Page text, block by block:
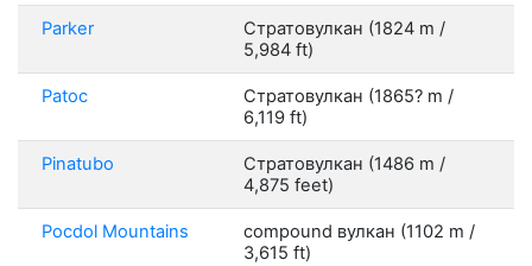
Parker
Стратовулкан (1824 m /
5,984 ft)
Patoc
Стратовулкан (1865? m /
6,119 ft)
Pinatubo
Стратовулкан (1486 m /
4,875 feet)
Pocdol Mountains
compound вулкан (1102 m /
3,615 ft)